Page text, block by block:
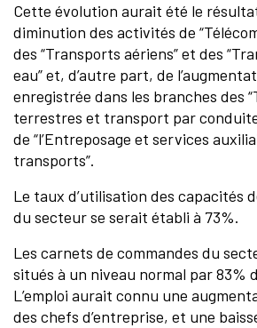
Cette évolution aurait été le
diminution des activités de
des “Transports aériens” et des
eau” et, d’autre part, de
enregistrée dans les branches des
terrestres et transport par
de “l’Entreposage et services
transports”.
Le taux d’utilisation des capacités
du secteur se serait établi à 73%.
Les carnets de commandes du
situés à un niveau normal par 83%
L’emploi aurait connu une
des chefs d’entreprise, et une